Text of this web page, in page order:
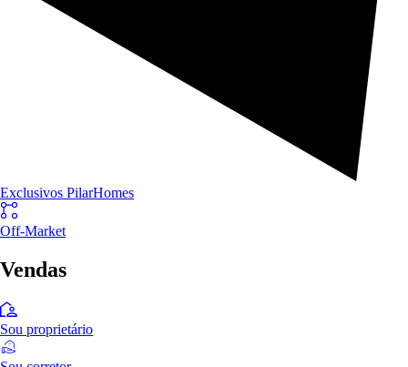
Exclusivos PilarHomes
Off-Market
Vendas
Sou proprietário